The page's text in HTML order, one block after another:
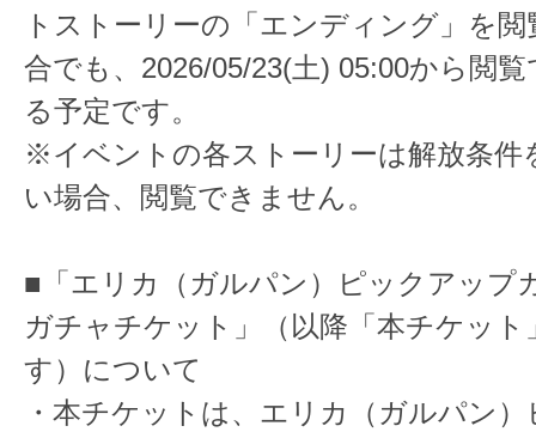
トストーリーの「エンディング」を
合でも、2026/05/23(土) 05:00から閲
る予定です。
※イベントの各ストーリーは解放条件
い場合、閲覧できません。
■「エリカ（ガルパン）ピックアップ
ガチャチケット」（以降「本チケット
す）について
・本チケットは、エリカ（ガルパン